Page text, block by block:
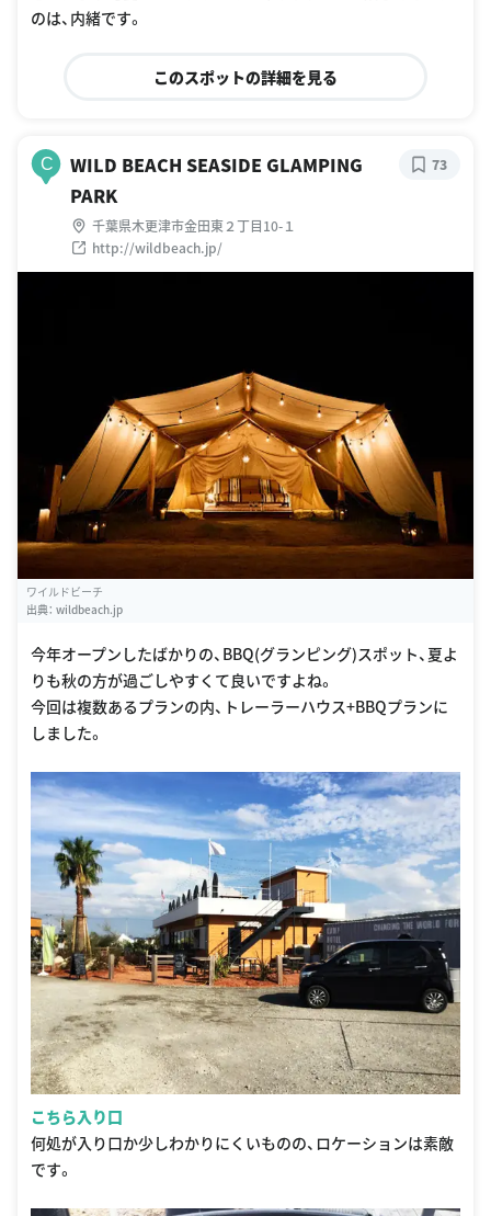
のは、内緒です。
このスポットの詳細を見る
C
WILD BEACH SEASIDE GLAMPING
PARK
千葉県木更津市金田東２丁目10-１
http://wildbeach.jp/
73
ワイルドビーチ
出典： wildbeach.jp
今年オープンしたばかりの、BBQ(グランピング)スポット、夏よ
りも秋の方が過ごしやすくて良いですよね。
今回は複数あるプランの内、トレーラーハウス+BBQプランに
しました。
こちら入り口
何処が入り口か少しわかりにくいものの、ロケーションは素敵
です。